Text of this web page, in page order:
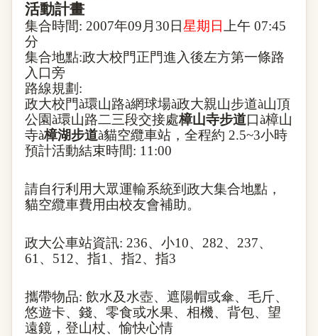
活動計畫
集合時間: 2007年09 月 30 日星期日 上午 07:45
分
集合地點:政大校門正門進入後左方第一條路
入口旁
路線規劃 :
政大校門à環山路à網球場à政大親山步道à山頂
公園à環山路二三段交接處樟山寺步道口à樟山
寺à樟湖步道à貓空纜車站 ，全程約 2.5~3小時
預計活動結束時間: 11:00
請自行利用大眾運輸系統到政大集合地點，
貓空纜車費用由校友會補助。
政大公車站資訊: 236、小10、 282、 237、
61 、 512、指1 、指2、指3
攜帶物品: 飲水及水壺、遮陽帽或傘、毛斤、
悠遊卡、錢、零食或水果、相機、背包、望
遠鏡，登山杖、愉快心情